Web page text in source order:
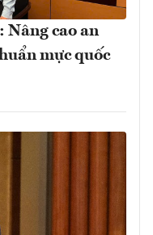
Nâng cao an
mực quốc